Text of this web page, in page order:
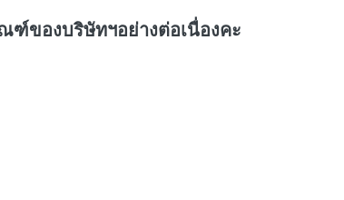
ของบริษัทฯอย่างต่อเนื่องคะ